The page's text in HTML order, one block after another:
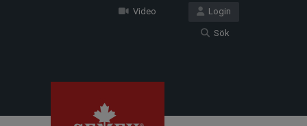
Login
Video
Sök